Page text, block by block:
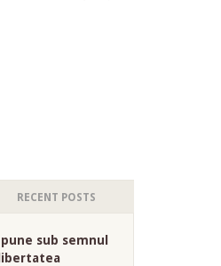
RECENT POSTS
sub semnul